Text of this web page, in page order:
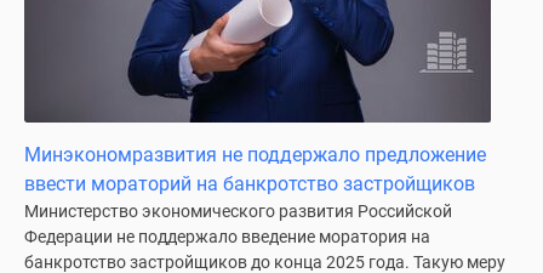
Минэкономразвития не поддержало предложение
ввести мораторий на банкротство застройщиков
Министерство экономического развития Российской
Федерации не поддержало введение моратория на
банкротство застройщиков до конца 2025 года. Такую меру